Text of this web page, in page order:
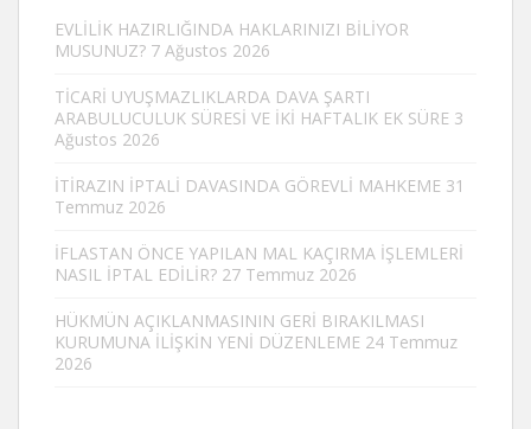
EVLİLİK HAZIRLIĞINDA HAKLARINIZI BİLİYOR
MUSUNUZ? 7 Ağustos 2026
TİCARİ UYUŞMAZLIKLARDA DAVA ŞARTI
ARABULUCULUK SÜRESİ VE İKİ HAFTALIK EK SÜRE 3
Ağustos 2026
İTİRAZIN İPTALİ DAVASINDA GÖREVLİ MAHKEME 31
Temmuz 2026
İFLASTAN ÖNCE YAPILAN MAL KAÇIRMA İŞLEMLERİ
NASIL İPTAL EDİLİR? 27 Temmuz 2026
HÜKMÜN AÇIKLANMASININ GERİ BIRAKILMASI
KURUMUNA İLİŞKİN YENİ DÜZENLEME 24 Temmuz
2026